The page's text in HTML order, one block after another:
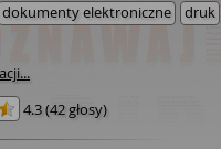
dokumenty elektroniczne
druk
4.3(42 głosy)